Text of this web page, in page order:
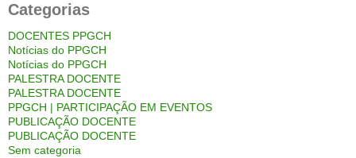
Categorias
DOCENTES PPGCH
Notícias do PPGCH
Notícias do PPGCH
PALESTRA DOCENTE
PALESTRA DOCENTE
PPGCH | PARTICIPAÇÃO EM EVENTOS
PUBLICAÇÃO DOCENTE
PUBLICAÇÃO DOCENTE
Sem categoria